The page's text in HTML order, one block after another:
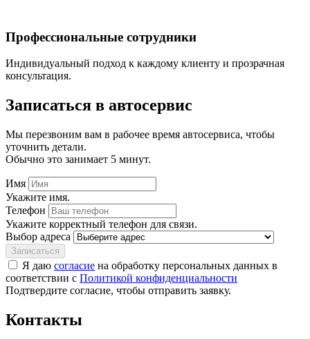
Профессиональные сотрудники
Индивидуальный подход к каждому клиенту и прозрачная
консультация.
Записаться в автосервис
Мы перезвоним вам в рабочее время автосервиса, чтобы
уточнить детали.
Обычно это занимает 5 минут.
Имя
Укажите имя.
Телефон
Укажите корректный телефон для связи.
Выбор адреса
Записаться
Я даю согласие на обработку персональных данных в
соответствии с Политикой конфиденциальности
Подтвердите согласие, чтобы отправить заявку.
Контакты